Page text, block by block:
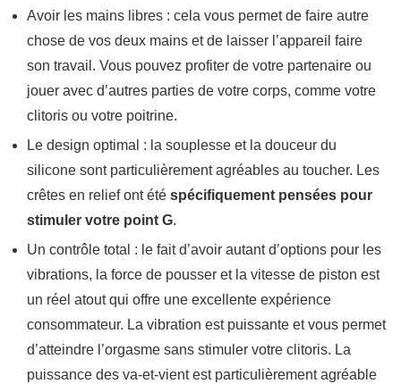
Avoir les mains libres : cela vous permet de faire autre
chose de vos deux mains et de laisser l’appareil faire
son travail. Vous pouvez profiter de votre partenaire ou
jouer avec d’autres parties de votre corps, comme votre
clitoris ou votre poitrine.
Le design optimal : la souplesse et la douceur du
silicone sont particulièrement agréables au toucher. Les
crêtes en relief ont été spécifiquement pensées pour
stimuler votre point G.
Un contrôle total : le fait d’avoir autant d’options pour les
vibrations, la force de pousser et la vitesse de piston est
un réel atout qui offre une excellente expérience
consommateur. La vibration est puissante et vous permet
d’atteindre l’orgasme sans stimuler votre clitoris. La
puissance des va-et-vient est particulièrement agréable